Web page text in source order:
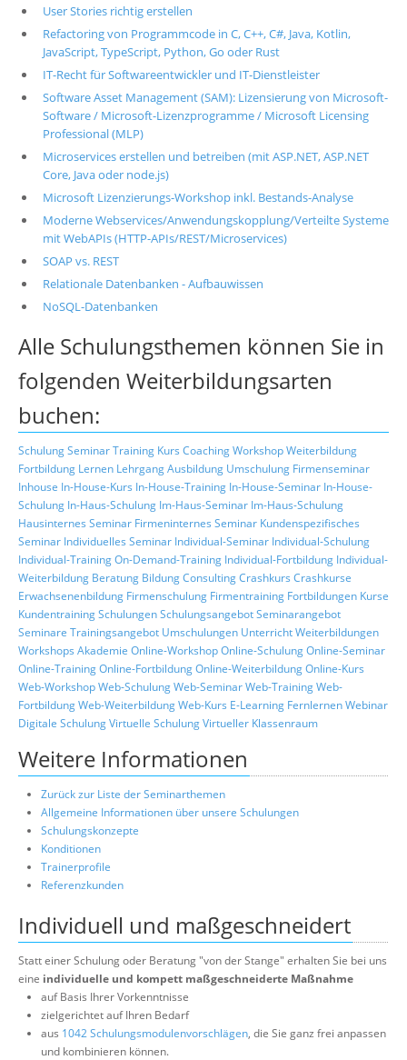
User Stories richtig erstellen
Refactoring von Programmcode in C, C++, C#, Java, Kotlin,
JavaScript, TypeScript, Python, Go oder Rust
IT-Recht für Softwareentwickler und IT-Dienstleister
Software Asset Management (SAM): Lizensierung von Microsoft-
Software / Microsoft-Lizenzprogramme / Microsoft Licensing
Professional (MLP)
Microservices erstellen und betreiben (mit ASP.NET, ASP.NET
Core, Java oder node.js)
Microsoft Lizenzierungs-Workshop inkl. Bestands-Analyse
Moderne Webservices/Anwendungskopplung/Verteilte Systeme
mit WebAPIs (HTTP-APIs/REST/Microservices)
SOAP vs. REST
Relationale Datenbanken - Aufbauwissen
NoSQL-Datenbanken
Alle Schulungsthemen können Sie in
folgenden Weiterbildungsarten
buchen:
SchulungSeminarTraining Kurs CoachingWorkshopWeiterbildung
Fortbildung Lernen LehrgangAusbildung Umschulung Firmenseminar
Inhouse In-House-Kurs In-House-Training In-House-Seminar In-House-
Schulung In-Haus-Schulung Im-Haus-Seminar Im-Haus-Schulung
Hausinternes Seminar Firmeninternes Seminar Kundenspezifisches
Seminar Individuelles Seminar Individual-Seminar Individual-Schulung
Individual-TrainingOn-Demand-Training Individual-Fortbildung Individual-
Weiterbildung Beratung BildungConsultingCrashkurs Crashkurse
Erwachsenenbildung Firmenschulung Firmentraining Fortbildungen Kurse
KundentrainingSchulungenSchulungsangebotSeminarangebot
Seminare Trainingsangebot Umschulungen UnterrichtWeiterbildungen
Workshops Akademie Online-WorkshopOnline-SchulungOnline-Seminar
Online-TrainingOnline-FortbildungOnline-WeiterbildungOnline-Kurs
Web-WorkshopWeb-SchulungWeb-SeminarWeb-TrainingWeb-
FortbildungWeb-WeiterbildungWeb-Kurs E-Learning FernlernenWebinar
Digitale SchulungVirtuelle SchulungVirtueller Klassenraum
Weitere Informationen
Zurück zur Liste der Seminarthemen
Allgemeine Informationen über unsere Schulungen
Schulungskonzepte
Konditionen
Trainerprofile
Referenzkunden
Individuell und maßgeschneidert
Statt einer Schulung oder Beratung "von der Stange" erhalten Sie bei uns
eine individuelle und kompett maßgeschneiderte Maßnahme
auf Basis Ihrer Vorkenntnisse
zielgerichtet auf Ihren Bedarf
aus 1042 Schulungsmodulenvorschlägen, die Sie ganz frei anpassen
und kombinieren können.